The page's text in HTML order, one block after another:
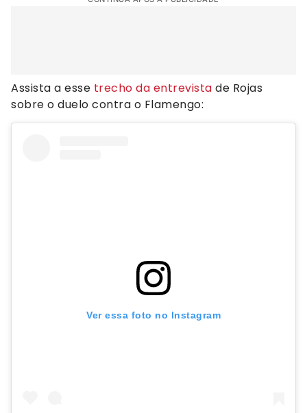
Assista a esse trecho da entrevista de Rojas
sobre o duelo contra o Flamengo:
Ver essa foto no Instagram